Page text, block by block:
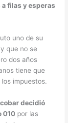
filas y esperas
uno de su
que no se
dos años
tiene que
impuestos.
decidió
010 por las